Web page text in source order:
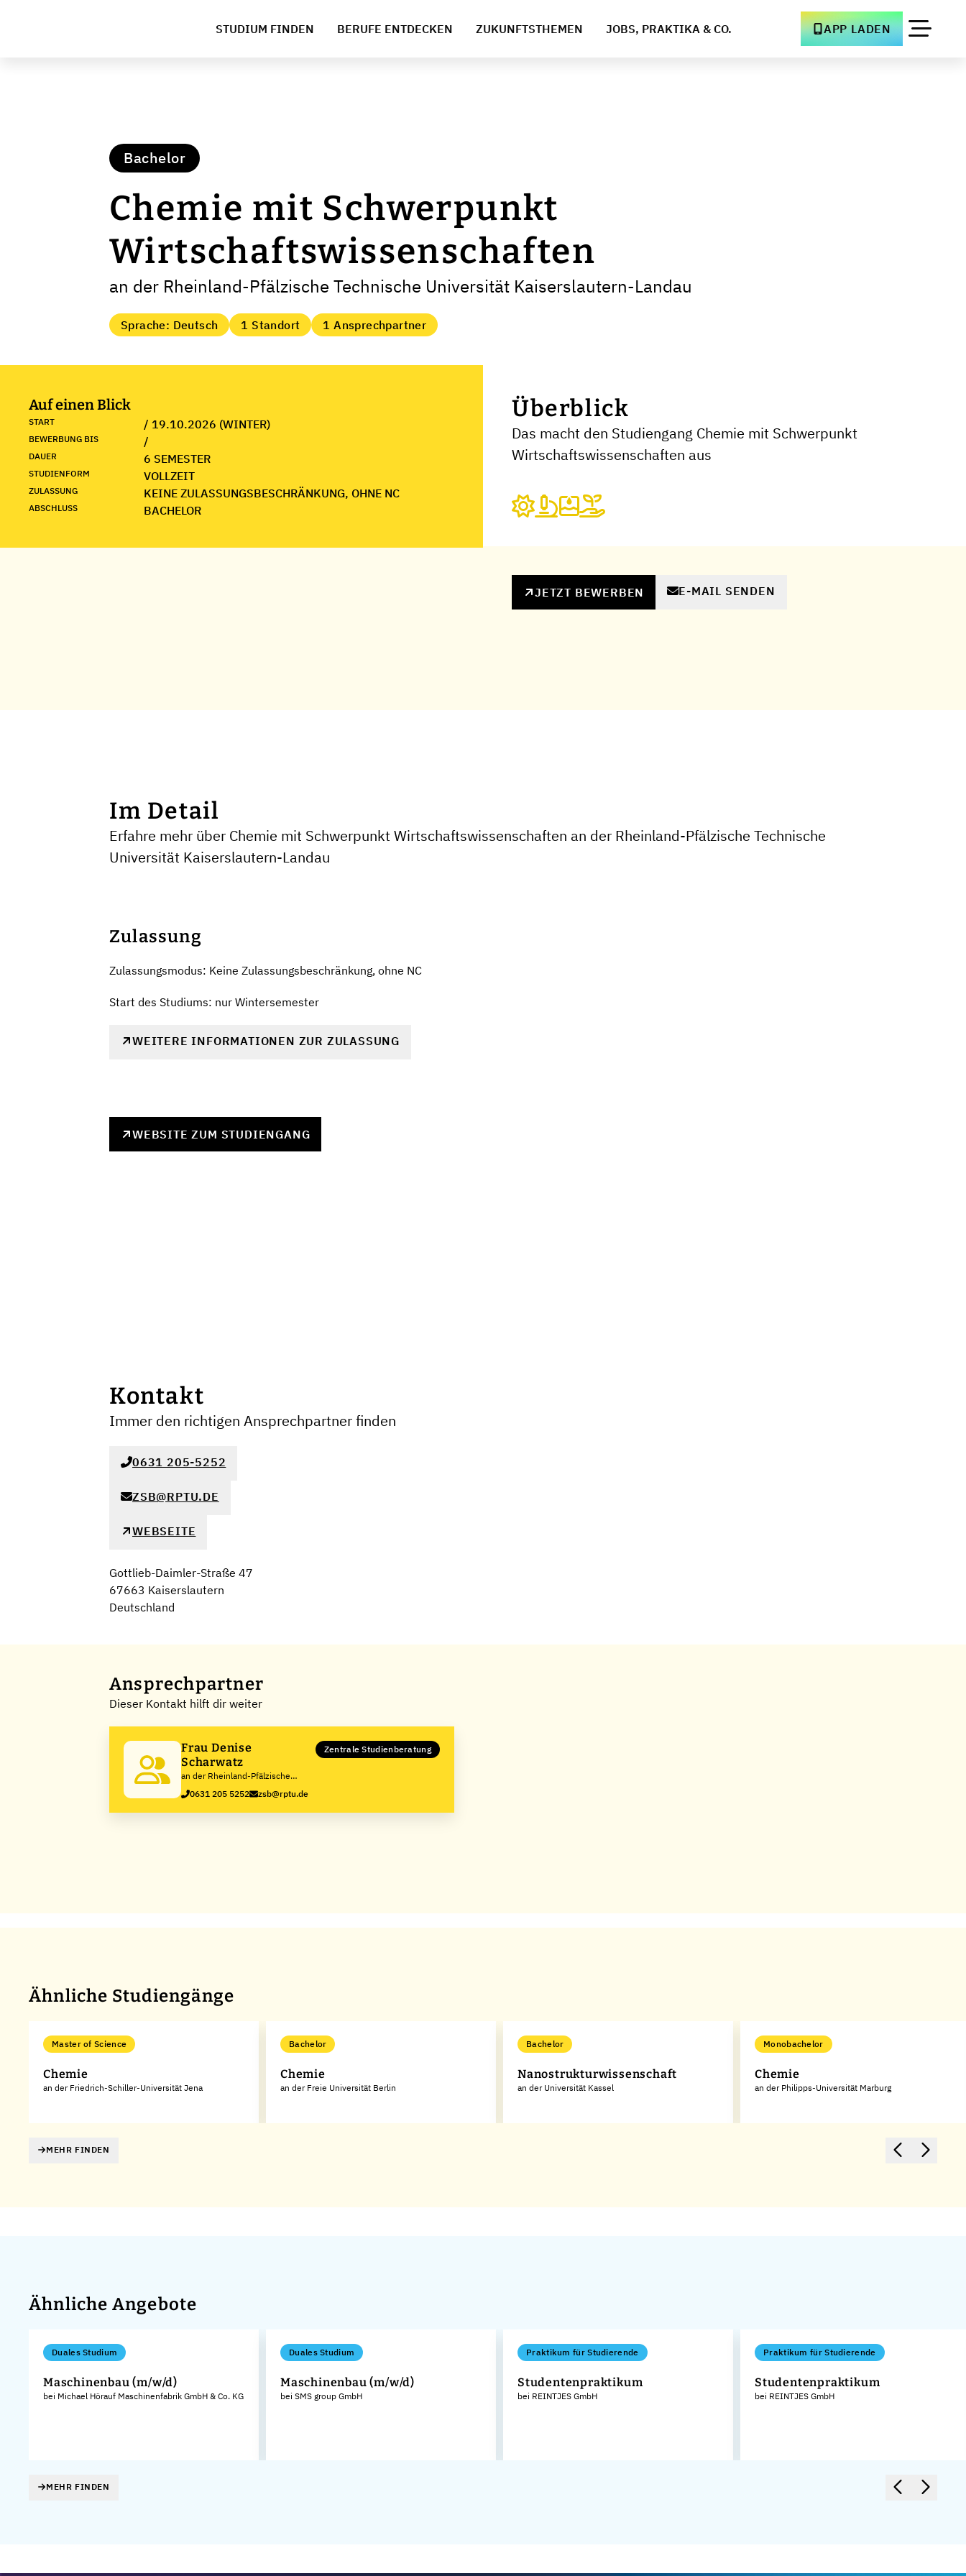
STUDIUM FINDEN BERUFE ENTDECKEN ZUKUNFTSTHEMEN JOBS, PRAKTIKA & CO. APP LADEN
Bachelor
Chemie mit Schwerpunkt
Wirtschaftswissenschaften
an der Rheinland-Pfälzische Technische Universität Kaiserslautern-Landau
Sprache: Deutsch 1 Standort 1 Ansprechpartner
Auf einen Blick
START / 19.10.2026 (WINTER)
BEWERBUNG BIS /
DAUER 6 SEMESTER
STUDIENFORM VOLLZEIT
ZULASSUNG KEINE ZULASSUNGSBESCHRÄNKUNG, OHNE NC
ABSCHLUSS BACHELOR
Überblick
Das macht den Studiengang Chemie mit Schwerpunkt
Wirtschaftswissenschaften aus
JETZT BEWERBEN E-MAIL SENDEN
Im Detail
Erfahre mehr über Chemie mit Schwerpunkt Wirtschaftswissenschaften an der Rheinland-Pfälzische Technische
Universität Kaiserslautern-Landau
Zulassung
Zulassungsmodus: Keine Zulassungsbeschränkung, ohne NC
Start des Studiums: nur Wintersemester
WEITERE INFORMATIONEN ZUR ZULASSUNG
WEBSITE ZUM STUDIENGANG
Kontakt
Immer den richtigen Ansprechpartner finden
0631 205-5252
ZSB@RPTU.DE
WEBSEITE
Gottlieb-Daimler-Straße 47
67663 Kaiserslautern
Deutschland
Ansprechpartner
Dieser Kontakt hilft dir weiter
Frau Denise
Scharwatz
an der Rheinland-Pfälzische
Technische Universität
Kaiserslautern-Landau
Zentrale Studienberatung
0631 205 5252 zsb@rptu.de
Ähnliche Studiengänge
Master of Science
Chemie
an der Friedrich-Schiller-Universität Jena
Bachelor
Chemie
an der Freie Universität Berlin
Bachelor
Nanostrukturwissenschaft
an der Universität Kassel
Monobachelor
Chemie
an der Philipps-Universität Marburg
MEHR FINDEN
Ähnliche Angebote
Duales Studium
Maschinenbau (m/w/d)
bei Michael Hörauf Maschinenfabrik GmbH & Co. KG
Duales Studium
Maschinenbau (m/w/d)
bei SMS group GmbH
Praktikum für Studierende
Studentenpraktikum
bei REINTJES GmbH
Praktikum für Studierende
Studentenpraktikum
bei REINTJES GmbH
MEHR FINDEN